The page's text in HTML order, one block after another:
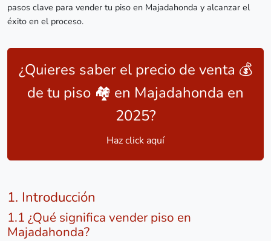
pasos clave para vender tu piso en Majadahonda y alcanzar el
éxito en el proceso.
¿Quieres saber el precio de venta 💰
de tu piso 🏘️ en Majadahonda en
2025?
Haz click aquí
1. Introducción
1.1 ¿Qué significa vender piso en
Majadahonda?